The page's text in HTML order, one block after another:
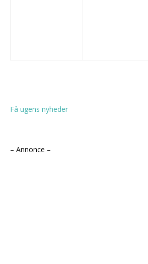
Få ugens nyheder
– Annonce –